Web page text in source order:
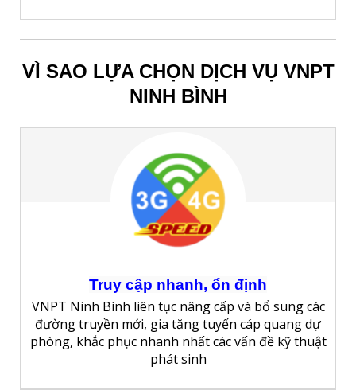
VÌ SAO LỰA CHỌN DỊCH VỤ VNPT
NINH BÌNH
Truy cập nhanh, ổn định
VNPT Ninh Bình liên tục nâng cấp và bổ sung các
đường truyền mới, gia tăng tuyến cáp quang dự
phòng, khắc phục nhanh nhất các vấn đề kỹ thuật
phát sinh